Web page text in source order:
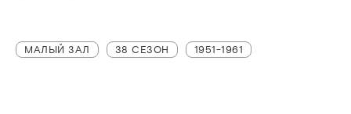
МАЛЫЙ ЗАЛ 38 СЕЗОН 1951-1961